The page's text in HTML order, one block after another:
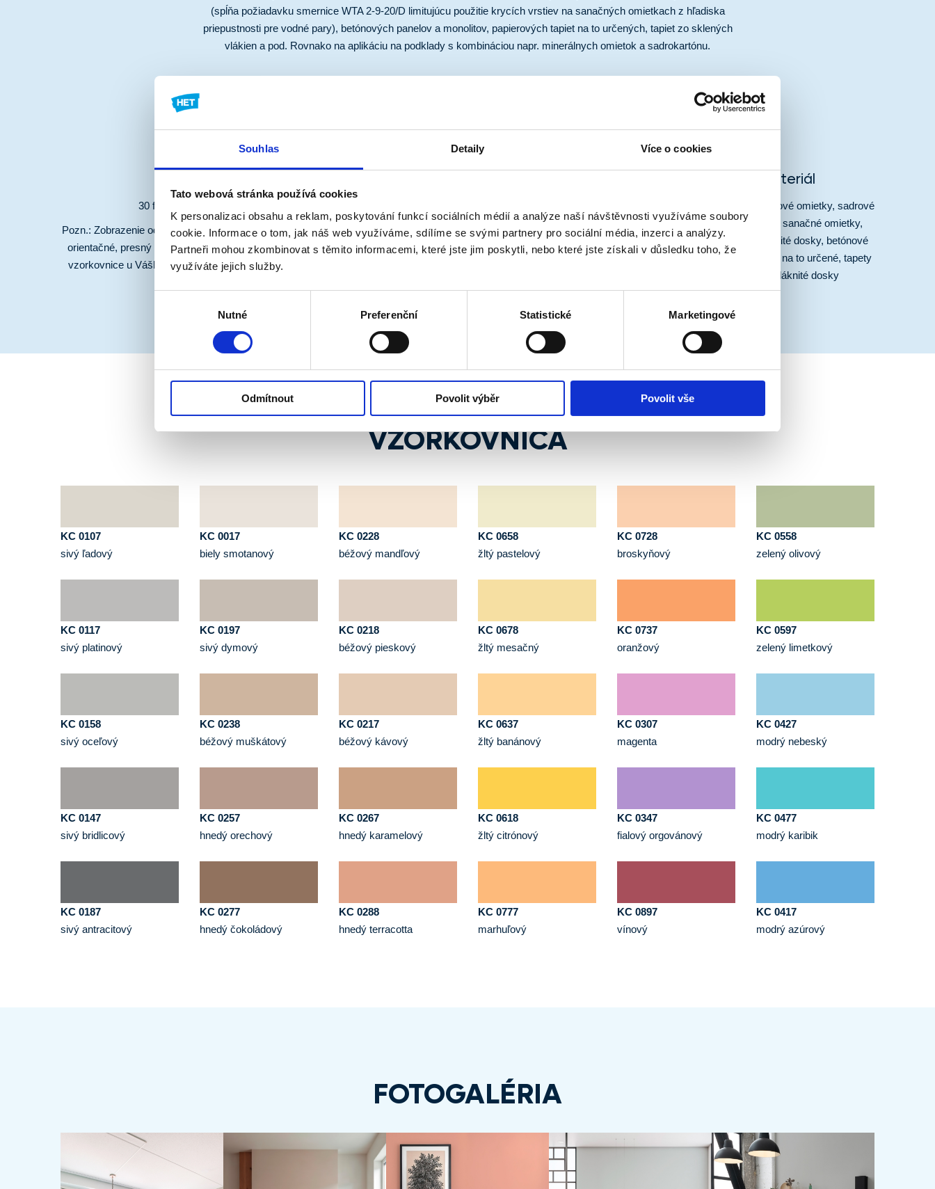
Souhlas Detaily Více o cookies
Tato webová stránka používá cookies
K personalizaci obsahu a reklam, poskytování funkcí sociálních médií a analýze naší návštěvnosti využíváme soubory
cookie. Informace o tom, jak náš web využíváme, sdílíme se svými partnery pro sociální média, inzerci a analýzy.
Partneři mohou zkombinovat s těmito informacemi, které jste jim poskytli, nebo které jste získali v důsledku toho, že
využíváte jejich služby.
Nutné Preferenční Statistické Marketingové
Odmítnout Povolit výběr Povolit vše
(spĺňa požiadavku smernice WTA 2-9-20/D limitujúcu použitie krycích vrstiev na sanačných omietkach z hľadiska
priepustnosti pre vodné pary), betónových panelov a monolitov, papierových tapiet na to určených, tapiet zo sklených
vlákien a pod. Rovnako na aplikáciu na podklady s kombináciou napr. minerálnych omietok a sadrokartónu.
30 farebných odtieňov.
Pozn.: Zobrazenie odtieňov v elektronickej podobe je iba
orientačné, presný odtieň vždy vyberajte podľa reálnej
vzorkovnice u Vášho predajcu náterových hmôt HET.
Podkladový materiál
vápenné omietky, vápenno-cementové omietky, sadrové
omietky, sadro-vápenné omietky, sanačné omietky,
sadrokartónové dosky, sadrovláknité dosky, betónové
panely a monolity, papierové tapety na to určené, tapety
zo sklených vlákien, drevovláknité dosky
VZORKOVNICA
KC 0107
sivý ľadový
KC 0117
sivý platinový
KC 0158
sivý oceľový
KC 0147
sivý bridlicový
KC 0187
sivý antracitový
KC 0017
biely smotanový
KC 0197
sivý dymový
KC 0238
béžový muškátový
KC 0257
hnedý orechový
KC 0277
hnedý čokoládový
KC 0228
béžový mandľový
KC 0218
béžový pieskový
KC 0217
béžový kávový
KC 0267
hnedý karamelový
KC 0288
hnedý terracotta
KC 0658
žltý pastelový
KC 0678
žltý mesačný
KC 0637
žltý banánový
KC 0618
žltý citrónový
KC 0777
marhuľový
KC 0728
broskyňový
KC 0737
oranžový
KC 0307
magenta
KC 0347
fialový orgovánový
KC 0897
vínový
KC 0558
zelený olivový
KC 0597
zelený limetkový
KC 0427
modrý nebeský
KC 0477
modrý karibik
KC 0417
modrý azúrový
FOTOGALÉRIA